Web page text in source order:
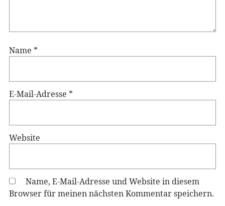
Name *
E-Mail-Adresse *
Website
Name, E-Mail-Adresse und Website in diesem
Browser für meinen nächsten Kommentar speichern.